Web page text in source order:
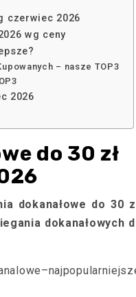
czerwiec 2026
wg ceny
– nasze TOP3
2026
do 30 zł
dokanałowe do 30
dokanałowych